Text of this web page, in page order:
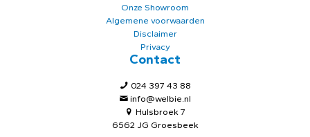
Onze Showroom
Algemene voorwaarden
Disclaimer
Privacy
Contact
024 397 43 88
info@welbie.nl
Hulsbroek 7
6562 JG Groesbeek